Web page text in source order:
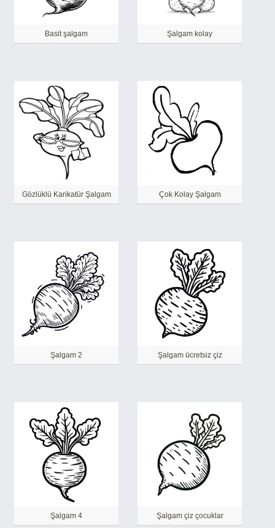
Basit şalgam Şalgam kolay
Gözlüklü Karikatür Şalgam Çok Kolay Şalgam
Şalgam 2 Şalgam ücretsiz çiz
Şalgam 4 Şalgam çiz çocuklar